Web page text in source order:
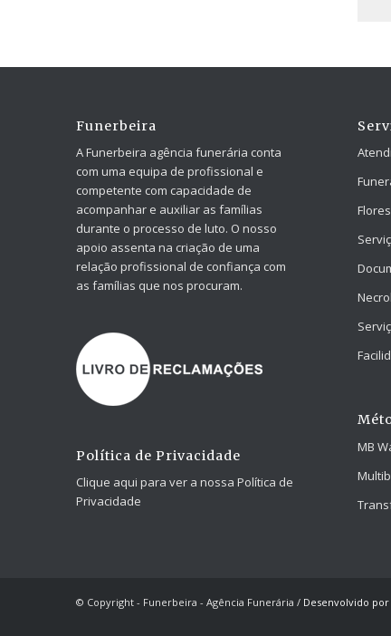
Funerbeira
A Funerbeira agência funerária conta
com uma equipa de profissional e
competente com capacidade de
acompanhar e auxiliar as famílias
durante o processo de luto. O nosso
apoio assenta na criação de uma
relação profissional de confiança com
as famílias que nos procuram.
Política de Privacidade
Clique aqui para ver a nossa Política de
Privacidade
Flores
MB
© Copyright - Funerbeira - Agência Funerária / Desenvolvido por